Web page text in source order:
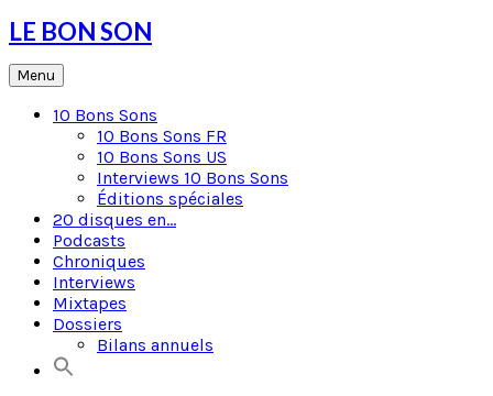
Skip
to
content
LE BON SON
Menu
10 Bons Sons
10 Bons Sons FR
10 Bons Sons US
Interviews 10 Bons Sons
Éditions spéciales
20 disques en…
Podcasts
Chroniques
Interviews
Mixtapes
Dossiers
Bilans annuels